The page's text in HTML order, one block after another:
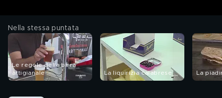
Nella stessa puntata
Le regole della birra
artigianale
La liquirizia calabrese La